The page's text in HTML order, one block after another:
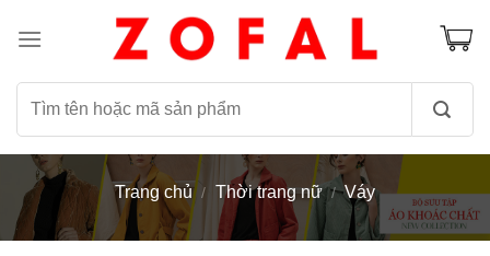
kiếm:
Trang chủ / Thời trang nữ / Váy